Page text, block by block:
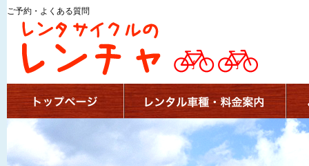
ご予約・よくある質問